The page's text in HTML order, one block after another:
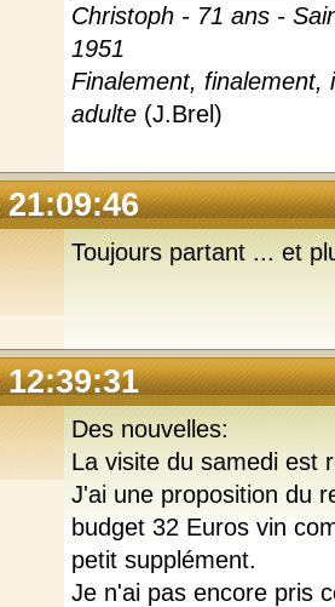
Christoph - 71 ans -
1951
Finalement, finalement,
adulte (J.Brel)
21:09:46
Toujours partant ... et
12:39:31
Des nouvelles:
La visite du samedi est
J'ai une proposition du
budget 32 Euros vin
petit supplément.
Je n'ai pas encore pris